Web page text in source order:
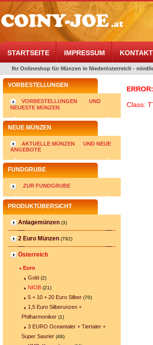
STARTSEITE IMPRESSUM KONTAKT
Ihr Onlineshop für Münzen in Niederösterreich -
VORBESTELLUNGEN
VORBESTELLUNGEN UND
NEUESTE MÜNZEN
NEUE MÜNZEN
AKTUELLE MÜNZEN
UND NEUE
ANGEBOTE
FUNDGRUBE
ZUR FUNDGRUBE
PRODUKTÜBERSICHT
Anlagemünzen (3)
2 Euro Münzen (792)
Österreich
Euro
Gold (2)
NIOB (21)
5 + 10 + 20 Euro Silber (70)
1,5 Euro Silberunzen +
Philharmoniker (1)
3 EURO Oceantaler + Tiertaler +
Super Saurier (48)
ERROR:
Class: